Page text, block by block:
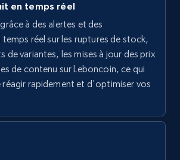
Product rating, Product
rating max, Rating,
and more.
en temps réel
à des alertes et des
réel sur les ruptures de stock,
de variantes, les mises à jour des prix
de contenu sur Leboncoin, ce qui
réagir rapidement et d'optimiser vos